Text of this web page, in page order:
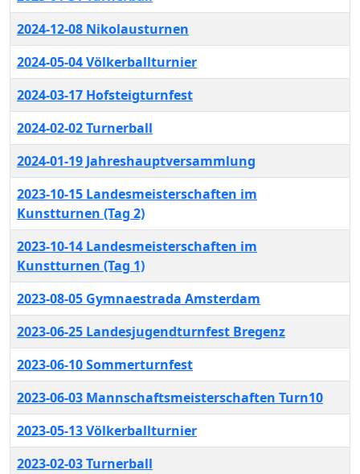
2024-12-08 Nikolausturnen
2024-05-04 Völkerballturnier
2024-03-17 Hofsteigturnfest
2024-02-02 Turnerball
2024-01-19 Jahreshauptversammlung
2023-10-15 Landesmeisterschaften im
Kunstturnen (Tag 2)
2023-10-14 Landesmeisterschaften im
Kunstturnen (Tag 1)
2023-08-05 Gymnaestrada Amsterdam
2023-06-25 Landesjugendturnfest Bregenz
2023-06-10 Sommerturnfest
2023-06-03 Mannschaftsmeisterschaften Turn10
2023-05-13 Völkerballturnier
2023-02-03 Turnerball